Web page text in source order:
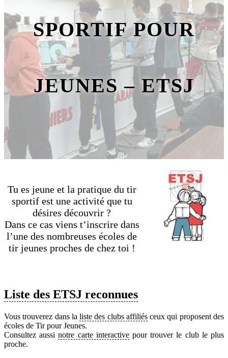
SPORTIF POUR
JEUNES – ETSJ
Tu es jeune et la pratique du tir
sportif est une activité que tu
désires découvrir ?
Dans ce cas viens t’inscrire dans
l’une des nombreuses écoles de
tir jeunes proches de chez toi !
Liste des ETSJ reconnues
Vous trouverez dans laliste des clubs affiliésceux qui proposent des
écoles de Tir pour Jeunes.
Consultez aussinotre carte interactivepour trouver le club le plus
proche.